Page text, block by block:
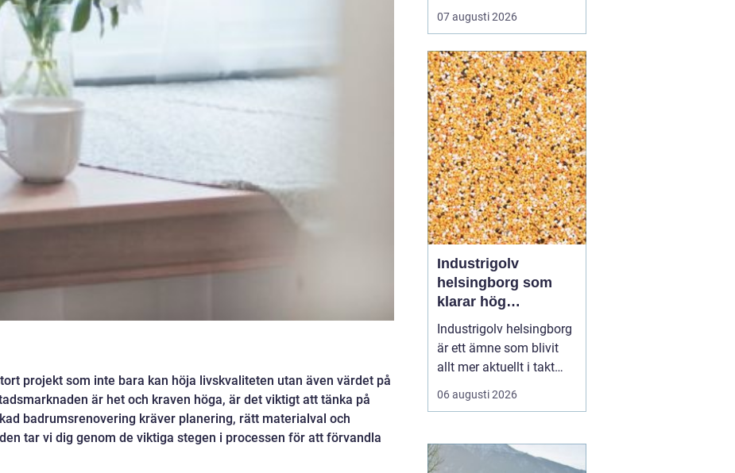
projekt som inte bara kan höja livskvaliteten utan även värdet på
är het och kraven höga, är det viktigt att tänka på
badrumsrenovering kräver planering, rätt materialval och
tar vi dig genom de viktiga stegen i processen för att förvandla
företag som planerar att
bygga nytt, renovera eller
huset. Många vill ha en
trygg by...
07 augusti 2026
Industrigolv
helsingborg som
klarar hög
belastning och tuffa
krav
Industrigolv helsingborg
är ett ämne som blivit
allt mer aktuellt i takt
med att fler
verksamheter söker
lättskötta golvlösningar.
I moderna
06 augusti 2026